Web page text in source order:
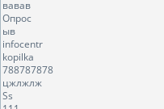
вавав
Опрос
ыв
infocentr
kopilka
788787878
цжлжлж
Ss